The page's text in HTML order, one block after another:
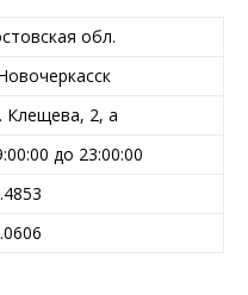
обл.
Клещева, 2, а
до 23:00:00